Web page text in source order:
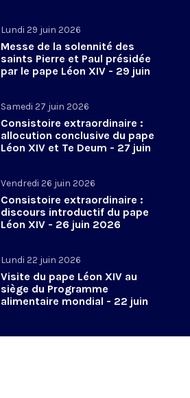
Lundi 29 juin 2026
Messe de la solennité des
saints Pierre et Paul présidée
par le pape Léon XIV - 29 juin
Samedi 27 juin 2026
Consistoire extraordinaire :
allocution conclusive du pape
Léon XIV et Te Deum - 27 juin
Vendredi 26 juin 2026
Consistoire extraordinaire :
discours introductif du pape
Léon XIV - 26 juin 2026
Lundi 22 juin 2026
Visite du pape Léon XIV au
siège du Programme
alimentaire mondial - 22 juin